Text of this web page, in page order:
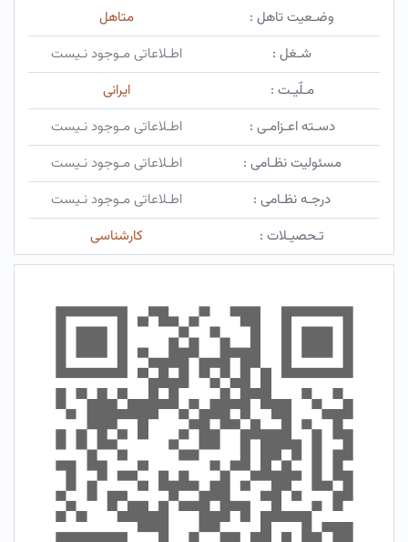
وضـعیت تاهل :
متاهل
شـغل :
اطـلاعاتی مـوجود نـیست
مـلّیـت :
ایرانی
دسـته اعـزامـی :
اطـلاعاتی مـوجود نـیست
مسئولیت نظـامی :
اطـلاعاتی مـوجود نـیست
درجـه نظـامی :
اطـلاعاتی مـوجود نـیست
تـحصیـلات :
کارشناسی